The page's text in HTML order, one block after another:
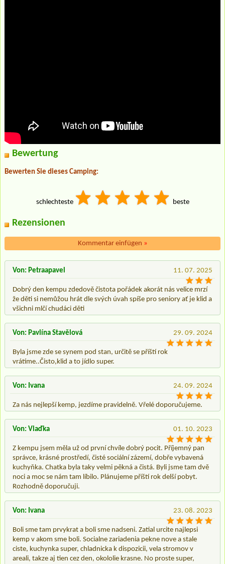
Bewertung
Bewerten Sie dieses Camping:
schlechteste beste
Rezensionen
Kommentar einfügen »
11. 07. 2025
Von: Petraapavel
Dobrý den kempu zdedově čistota pořádek akorát nás velice mrzí
že děti si nemůžou hrát dle svých úvah spíše pro seniory ať je klid a
všichni mlčí chudáci děti
29. 09. 2024
Von: Pavlína Stavělová
Byla jsme zde se synem pod stan, určitě se příští rok
vrátíme..Čisto,klid a to jídlo super.
24. 09. 2024
Von: Ivana
Za nás nejlepší kemp, jezdíme pravidelně. Vřelé doporučujeme.
01. 10. 2023
Von: Vlaďka
Z kempu jsem měla už od první chvíle dobrý pocit. Příjemný pan
správce, krásné prostředí, čisté sociální zázemí, dobře vybavená
kuchyňka. Chatka byla taky velmi pěkná a čistá. Byli jsme tam dvě
noci a moc se nám tam líbilo. Plánujeme příští rok delší pobyt.
Rozhodně doporučuji.
23. 08. 2023
Von: Ivana
Boli sme tam prvykrat a boli sme nadseni. Zatial urcite najlepsi
kemp v akom sme boli. Socialne zariadenia pekne nove a stale
ciste, kuchynka super, chladnicka k dispozicii, vela stromov v
areali, takze aj tien cez den, okololie krasne. No proste super,